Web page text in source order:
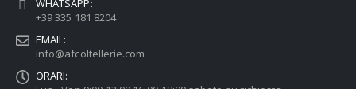
WHATSAPP:
+39 335 181 8204
EMAIL:
info@afcoltellerie.com
ORARI: